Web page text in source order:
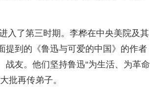
入了第三时期。李桦在中央美院及其
提到的《鲁迅与可爱的中国》的作者
友。他们坚持鲁迅“为生活、为革命
批再传弟子。